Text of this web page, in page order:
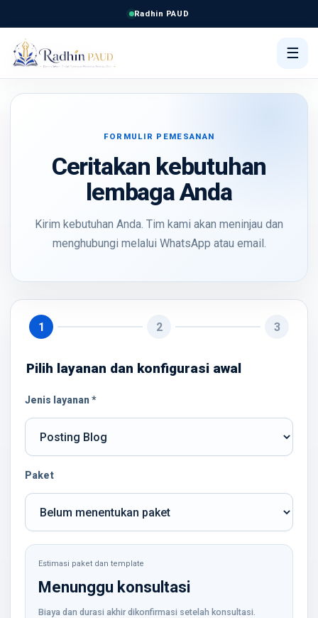
Radhin PAUD
☰
FORMULIR PEMESANAN
Ceritakan kebutuhan
lembaga Anda
Kirim kebutuhan Anda. Tim kami akan meninjau dan
menghubungi melalui WhatsApp atau email.
1 2 3
Pilih layanan dan konfigurasi awal
Jenis layanan *
Paket
Estimasi paket dan template
Menunggu konsultasi
Biaya dan durasi akhir dikonfirmasi setelah konsultasi.